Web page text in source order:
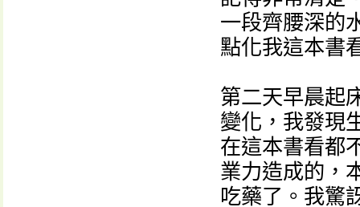
一段齊腰深的
點化我這本書
第二天早晨起
變化，我發現
在這本書看都
業力造成的，
吃藥了。我驚